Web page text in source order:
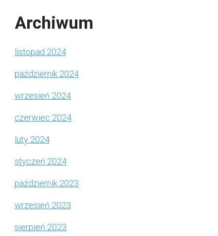
Archiwum
listopad 2024
październik 2024
wrzesień 2024
czerwiec 2024
luty 2024
styczeń 2024
październik 2023
wrzesień 2023
sierpień 2023